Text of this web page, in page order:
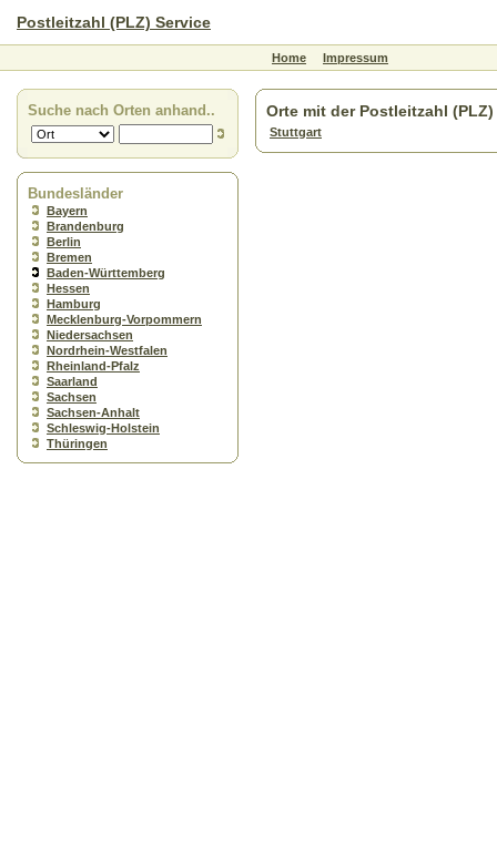
Postleitzahl (PLZ) Service
Home Impressum
Suche nach Orten anhand..
Bundesländer
Bayern
Brandenburg
Berlin
Bremen
Baden-Württemberg
Hessen
Hamburg
Mecklenburg-Vorpommern
Niedersachsen
Nordrhein-Westfalen
Rheinland-Pfalz
Saarland
Sachsen
Sachsen-Anhalt
Schleswig-Holstein
Thüringen
Orte mit der Postleitzahl (PLZ)
Stuttgart